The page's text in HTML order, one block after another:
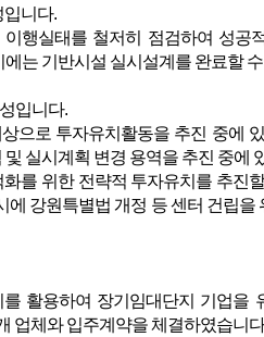
입니다.
행실태를 철저히 점검하여 성
는 기반시설 실시설계를 완료할
입니다.
으로 투자유치활동을 추진 중에
실시계획 변경 용역을 추진 중에
를 위한 전략적 투자유치를 추
강원특별법 개정 등 센터 건립
활용하여 장기임대단지 기업을
업체와 입주계약을 체결하였습니